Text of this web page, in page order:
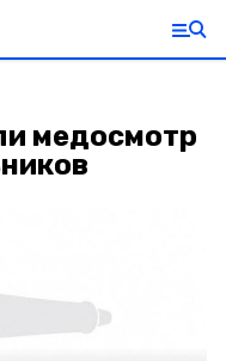
медосмотр